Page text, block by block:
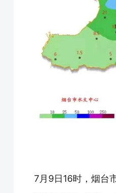
7月9日16时，烟台